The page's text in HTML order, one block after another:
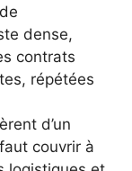
dense,
contrats
répétées
d’un
couvrir à